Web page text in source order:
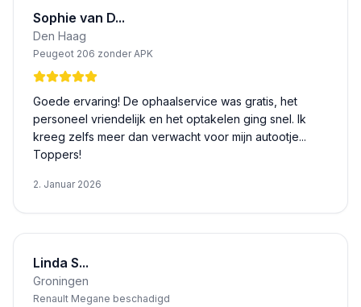
Sophie van D...
Den Haag
Peugeot 206 zonder APK
Goede ervaring! De ophaalservice was gratis, het
personeel vriendelijk en het optakelen ging snel. Ik
kreeg zelfs meer dan verwacht voor mijn autootje...
Toppers!
2. Januar 2026
Linda S...
Groningen
Renault Megane beschadigd